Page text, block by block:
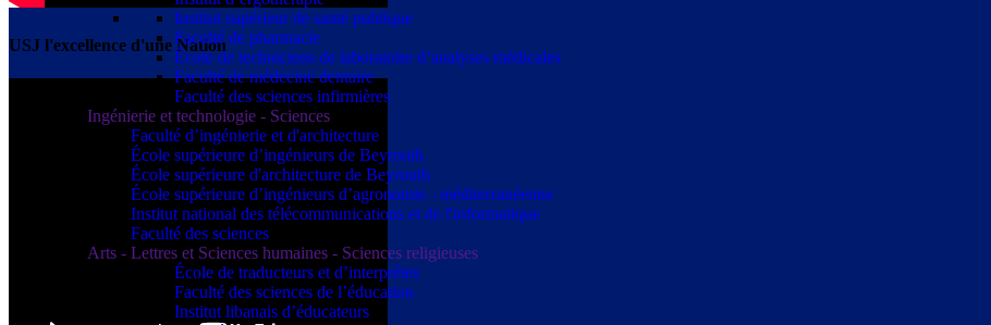
Institut supérieur de santé publique
Faculté de pharmacie
École de techniciens de laboratoire d’analyses médicales
Faculté de médecine dentaire
Faculté des sciences infirmières
Ingénierie et technologie - Sciences
Faculté d’ingénierie et d'architecture
École supérieure d’ingénieurs de Beyrouth
École supérieure d'architecture de Beyrouth
École supérieure d’ingénieurs d’agronomie - méditerranéenne
Institut national des télécommunications et de l'informatique
Faculté des sciences
Arts - Lettres et Sciences humaines - Sciences religieuses
École de traducteurs et d’interprètes
Faculté des sciences de l’éducation
Institut libanais d’éducateurs
USJ l'excellence d'une Nation